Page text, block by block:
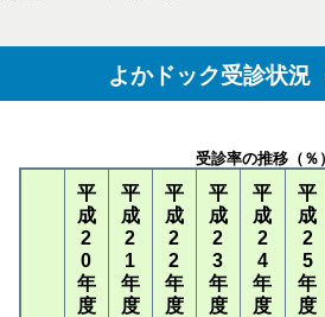
よかドック受診状況
受診率の推移（％）
平
成
2
0
年
度
平
成
2
1
年
度
平
成
2
2
年
度
平
成
2
3
年
度
平
成
2
4
年
度
平
成
2
5
年
度